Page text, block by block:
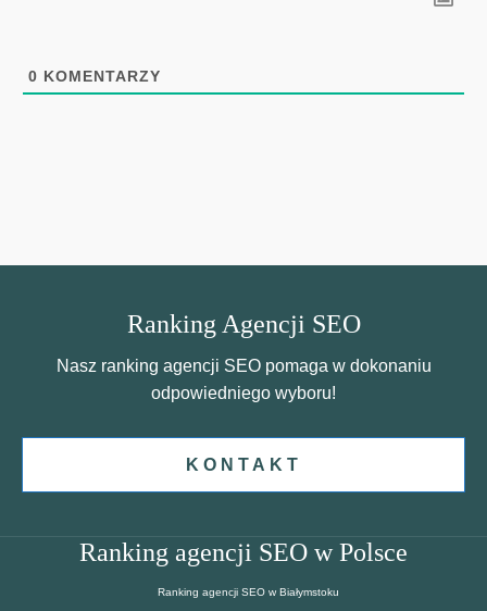
0 KOMENTARZY
Ranking Agencji SEO
Nasz ranking agencji SEO pomaga w dokonaniu
odpowiedniego wyboru!
KONTAKT
Ranking agencji SEO w Polsce
Ranking agencji SEO w Białymstoku